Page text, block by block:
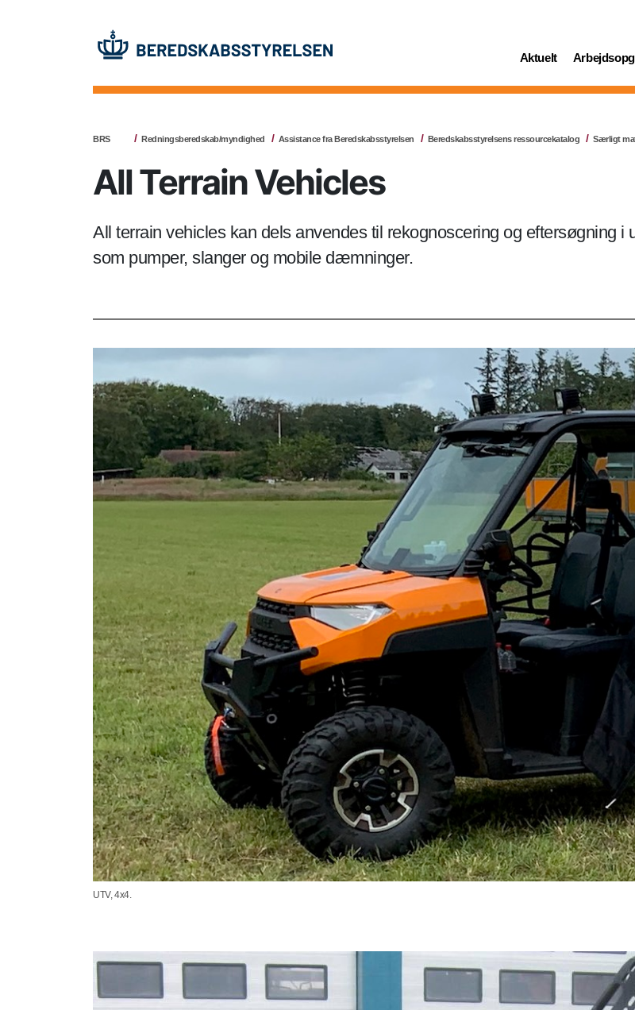
Aktuelt
(current) (current)
BRS Redningsberedskab/myndighed Assistance fra Beredskabsstyrelsen Beredskabsstyrelsens ressourcekatalog Særligt
All Terrain Vehicles
All terrain vehicles kan dels anvendes til rekognoscering og eftersøgning
som pumper, slanger og mobile dæmninger.
UTV, 4x4.